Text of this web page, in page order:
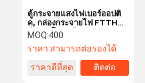
ตู้กระจายแสงไฟเบอร์ออปติ
ค, กล่องกระจายไฟ FTTH
สำหรับโมดูลยึดเกาะ Orbit
MOQ:400
ราคา:สามารถต่อรองได้
ราคาดีที่สุด
ติดต่อ